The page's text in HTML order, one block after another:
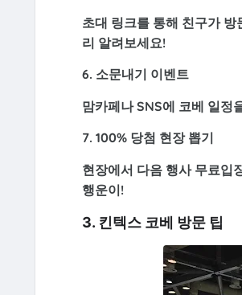
초대 링크를 통해 친구가 방
리 알려보세요!
6. 소문내기 이벤트
맘카페나 SNS에 코베 일정
7. 100% 당첨 현장 뽑기
현장에서 다음 행사 무료입
행운이!
3. 킨텍스 코베 방문 팁